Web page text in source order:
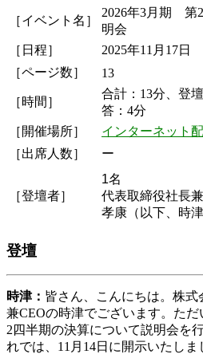
［イベント名］
2026年3月期 第
明会
［日程］
2025年11月17日
［ページ数］
13
［時間］
合計：13分、登
答：4分
［開催場所］
インターネット
［出席人数］
ー
［登壇者］
1名
代表取締役社長
孝康（以下、時津
登壇
時津： 皆さん、こんにちは。株
兼CEOの時津でございます。た
2四半期の決算について説明会を
れでは、11月14日に開示いたしま